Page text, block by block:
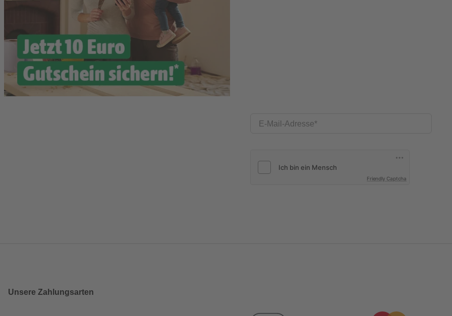
E-Mail-Adresse
Friendly Captcha
Unsere Zahlungsarten